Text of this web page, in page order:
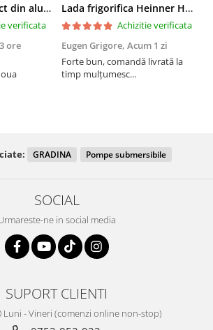
Aspersor cu impact din aluminiu cu FI, Presiune (bar)1.5-5, Diametru de aspersie (m)32-58
verificata
ore
Lada frigorifica Heinner HCF-287CNHE++, 287 l, Clasa E, Compresor inverter, Iluminare LED, Functionalitate frigider, Alb
Achizitie verificata
Eugen Grigore, Acum 1 zi
Forte bun, comandă livrată la
timp mulțumesc...
GRADINA Pompe submersibile
SOCIAL
ne in social media
SUPORT CLIENTI
Luni - Vineri (comenzi online non-stop)